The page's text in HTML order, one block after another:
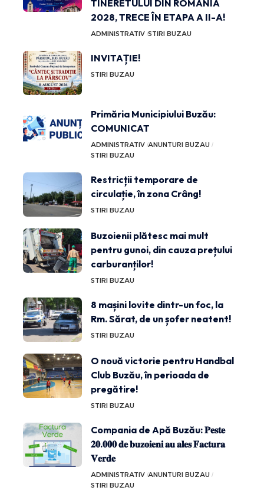
TINERETULUI DIN ROMÂNIA
2028, TRECE ÎN ETAPA A II-A!
ADMINISTRATIV STIRI BUZAU
INVITAȚIE!
STIRI BUZAU
Primăria Municipiului Buzău:
COMUNICAT
ADMINISTRATIV ANUNTURI BUZAU
STIRI BUZAU
Restricții temporare de
circulație, în zona Crâng!
STIRI BUZAU
Buzoienii plătesc mai mult
pentru gunoi, din cauza prețului
carburanților!
STIRI BUZAU
8 mașini lovite dintr-un foc, la
Rm. Sărat, de un șofer neatent!
STIRI BUZAU
O nouă victorie pentru Handbal
Club Buzău, în perioada de
pregătire!
STIRI BUZAU
Compania de Apă Buzău: 𝐏𝐞𝐬𝐭𝐞
𝟐𝟎.𝟎𝟎𝟎 𝐝𝐞 𝐛𝐮𝐳𝐨𝐢𝐞𝐧𝐢 𝐚𝐮 𝐚𝐥𝐞𝐬 𝐅𝐚𝐜𝐭𝐮𝐫𝐚
𝐕𝐞𝐫𝐝𝐞
ADMINISTRATIV ANUNTURI BUZAU
STIRI BUZAU